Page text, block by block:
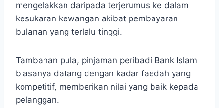
mengelakkan daripada terjerumus ke dalam
kesukaran kewangan akibat pembayaran
bulanan yang terlalu tinggi.
Tambahan pula, pinjaman peribadi Bank Islam
biasanya datang dengan kadar faedah yang
kompetitif, memberikan nilai yang baik kepada
pelanggan.